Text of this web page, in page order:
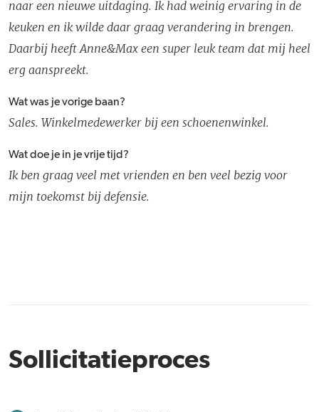
naar een nieuwe uitdaging. Ik had weinig ervaring in de
keuken en ik wilde daar graag verandering in brengen.
Daarbij heeft Anne&Max een super leuk team dat mij heel
erg aanspreekt.
Wat was je vorige baan?
Sales. Winkelmedewerker bij een schoenenwinkel.
Wat doe je in je vrije tijd?
Ik ben graag veel met vrienden en ben veel bezig voor
mijn toekomst bij defensie.
Sollicitatieproces